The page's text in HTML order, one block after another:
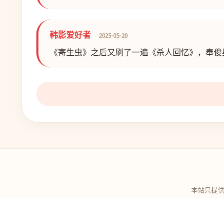
韩影爱好者 2025-05-20
《寄生虫》之后又刷了一遍《杀人回忆》，奉俊
本站只提